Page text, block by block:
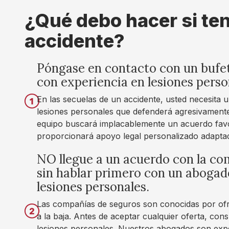
I highly
answered
confident
expertise!
Danielle
I’ve been
Merck Law.
time to
reach fair
experience
¿Qué debo hacer si
accidente?
Póngase en contacto con un
con experiencia en lesiones
En las secuelas de un accidente, usted necesita
lesiones personales que defenderá
equipo buscará implacablemente un acuerdo
proporcionará apoyo legal personalizado
NO llegue a un acuerdo con la
sin hablar primero con un
lesiones personales.
Las compañías de seguros son conocidas por
a la baja. Antes de aceptar cualquier oferta,